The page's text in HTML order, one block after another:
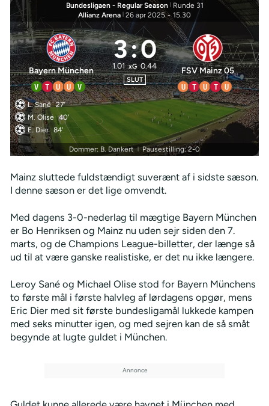
Bundesligaen - Regular Season | Runde 31
Allianz Arena | 26 apr 2025 - 15.30
Bayern München
V T U U V
3:0
1.01 xG 0.44
SLUT
FSV Mainz 05
U T U T U
L. Sané 27'
M. Olise 40'
E. Dier 84'
Dommer: B. Dankert | Pausestilling: 2-0
Mainz sluttede fuldstændigt suverænt af i sidste sæson.
I denne sæson er det lige omvendt.
Med dagens 3-0-nederlag til mægtige Bayern München
er Bo Henriksen og Mainz nu uden sejr siden den 7.
marts, og de Champions League-billetter, der længe så
ud til at være ganske realistiske, er det nu ikke længere.
Leroy Sané og Michael Olise stod for Bayern Münchens
to første mål i første halvleg af lørdagens opgør, mens
Eric Dier med sit første bundesligamål lukkede kampen
med seks minutter igen, og med sejren kan de så småt
begynde at lugte guldet i München.